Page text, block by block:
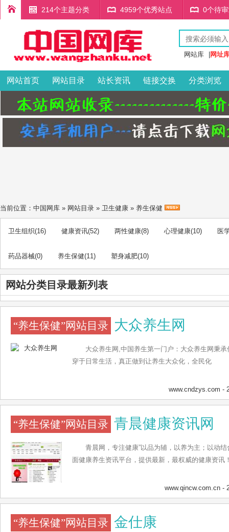
214个主题分类 4959个优秀站点 0个待
网站库 网址
网站首页 网站目录 站长资讯 链接交换 分类浏览
当前位置： 中国网库 » 网站目录 » 卫生健康 » 养生保健
卫生组织(16) 健康资讯(52) 两性健康(8) 心理健康(10) 医
药品器械(0) 养生保健(11) 塑身减肥(10)
网站分类目录最新列表
“养生保健”网站目录 大众养生网
大众养生网,中国养生第一门户：大众养生网秉
穿于日常生活，真正做到让养生大众化，全民化
www.cndzys.com -
“养生保健”网站目录 青晨健康资讯网
青晨网，专注健康”以品为辅，以养为主；以动
面健康养生资讯平台，提供最新，最权威的健康资讯
www.qincw.com.cn -
“养生保健”网站目录 金仕康